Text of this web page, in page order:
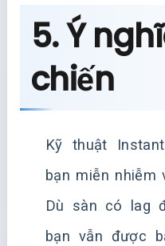
5. Ý
chiến
Kỹ thuật
bạn miễn nhiễm
Dù sàn có lag
bạn vẫn được